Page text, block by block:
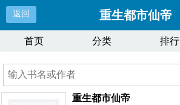
返回 重生都市仙帝
首页 分类 排行
重生都市仙帝